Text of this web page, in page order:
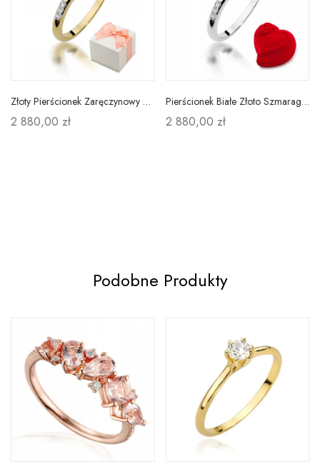
Złoty Pierścionek Zaręczynowy Szmaragd Brylanty
2 880,00 zł
Pierścionek Białe Złoto Szmaragd Diament Próba 585
2 880,00 zł
Podobne Produkty